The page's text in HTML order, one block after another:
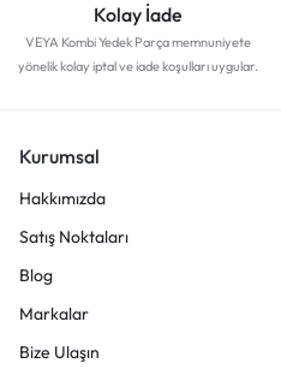
Kolay İade
VEYA Kombi Yedek Parça memnuniyete
yönelik kolay iptal ve iade koşulları uygular.
Kurumsal
Hakkımızda
Satış Noktaları
Blog
Markalar
Bize Ulaşın